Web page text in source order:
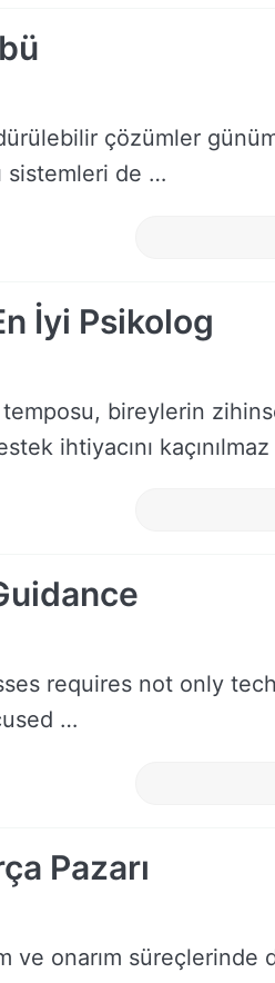
çözümler
sistemleri de …
İyi Psikolog
temposu, bireylerin
ihtiyacını
requires not only
…
Pazarı
ve onarım